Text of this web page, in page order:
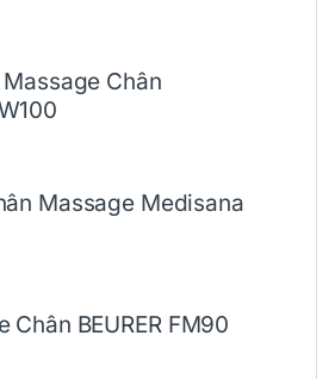
Chân
Massage Medisana
Chân BEURER FM90